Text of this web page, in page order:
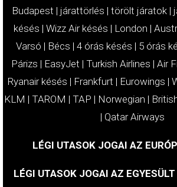
Budapest | járattörlés | törölt járatok |
késés | Wizz Air késés | London |
Varsó | Bécs | 4 órás késés | 5 órás
Párizs | EasyJet | Turkish Airlines | Air
Ryanair késés | Frankfurt | Eurowings |
KLM | TAROM | TAP | Norwegian |
| Qatar Airways
LÉGI UTASOK JOGAI AZ
LÉGI UTASOK JOGAI AZ